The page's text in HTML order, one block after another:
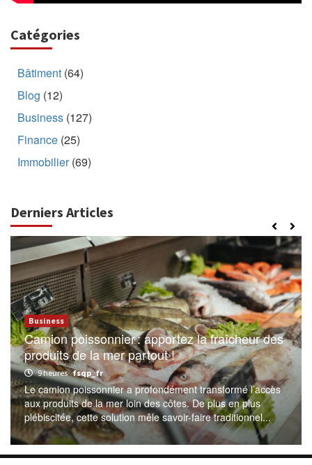
Catégories
Bâtiment (64)
Blog (12)
Business (127)
Finance (25)
Immobilier(69)
Derniers Articles
Business
Camion poissonnier : apportez la fraîcheur des
produits de la mer partout !
9 heures fsqp_fr
Le camion poissonnier a profondément transformé l’accès
aux produits de la mer loin des côtes. De plus en plus
plébiscitée, cette solution mêle savoir-faire traditionnel...